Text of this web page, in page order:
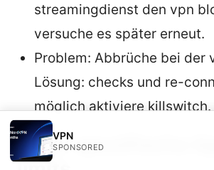
streamingdienst den vpn
versuche es später erneut.
Problem: Abbrüche bei der
Lösung: checks und re-
möglich aktiviere killswitch.
Edge-spezifische
VPN
SPONSORED